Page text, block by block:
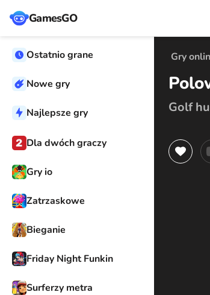
GamesGO
Ostatnio grane
Nowe gry
Najlepsze gry
Dla dwóch graczy
Gry io
Zatrzaskowe
Bieganie
Friday Night Funkin
Surferzy metra
Gry
Golf